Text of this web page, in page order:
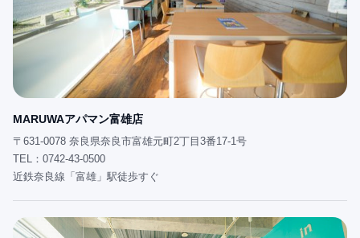
MARUWAアパマン富雄店
〒631-0078 奈良県奈良市富雄元町2丁目3番17-1号
TEL：0742-43-0500
近鉄奈良線「富雄」駅徒歩すぐ